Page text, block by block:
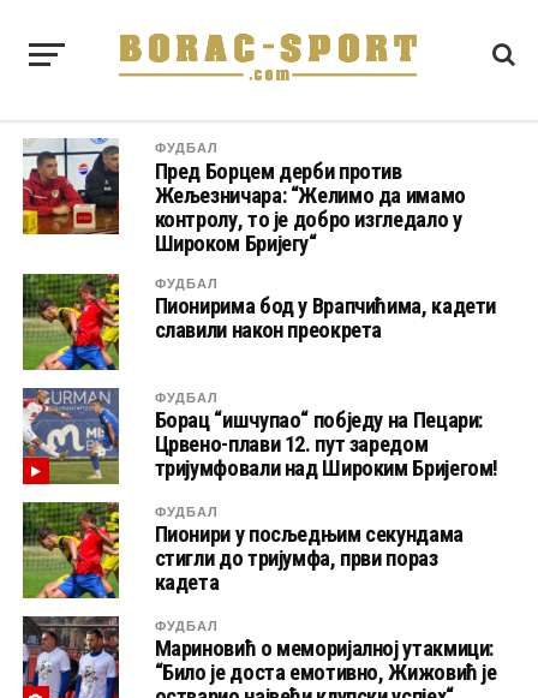
ФУДБАЛ
Пред Борцем дерби против
Жељезничара: “Желимо да имамо
контролу, то је добро изгледало у
Широком Бријегу“
ФУДБАЛ
Пионирима бод у Врапчићима, кадети
славили након преокрета
ФУДБАЛ
Борац “ишчупао“ побједу на Пецари:
Црвено-плави 12. пут заредом
тријумфовали над Широким Бријегом!
ФУДБАЛ
Пионири у посљедњим секундама
стигли до тријумфа, први пораз
кадета
ФУДБАЛ
Мариновић о меморијалној утакмици:
“Било је доста емотивно, Жижовић је